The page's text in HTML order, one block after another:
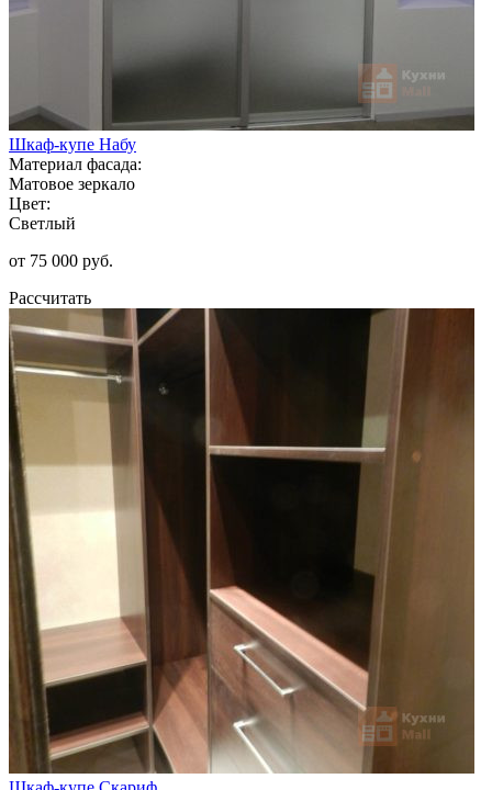
Шкаф-купе Набу
Материал фасада:
Матовое зеркало
Цвет:
Светлый
от 75 000 руб.
Рассчитать